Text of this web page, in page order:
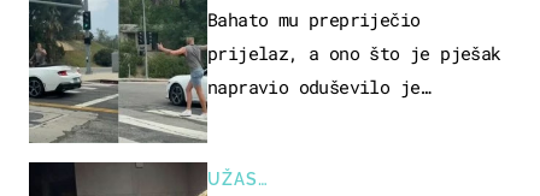
Bahato mu prepriječio
prijelaz, a ono što je pješak
napravio oduševilo je
UŽAS…